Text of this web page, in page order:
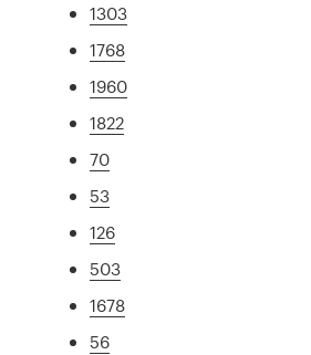
1303
1768
1960
1822
70
53
126
503
1678
56